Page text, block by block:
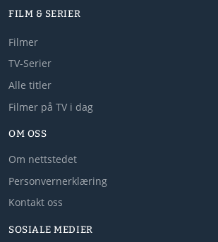
FILM & SERIER
Filmer
TV-Serier
Alle titler
Filmer på TV i dag
OM OSS
Om nettstedet
Personvernerklæring
Kontakt oss
SOSIALE MEDIER